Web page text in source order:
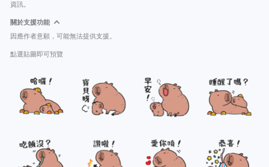
資訊。
關於支援功能
因應作者意願，可能無法提供支援。
點選貼圖即可預覽